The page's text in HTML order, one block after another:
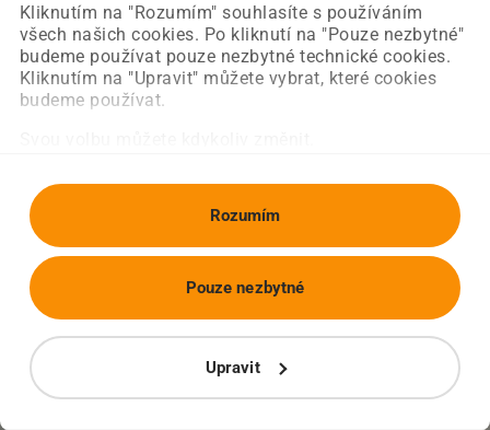
Kliknutím na "Rozumím" souhlasíte s používáním
všech našich cookies. Po kliknutí na "Pouze nezbytné"
budeme používat pouze nezbytné technické cookies.
Kliknutím na "Upravit" můžete vybrat, které cookies
budeme používat.
Rozumím
Upravit
Pouze nezbytné
Obnovit stránku Úvodní strana